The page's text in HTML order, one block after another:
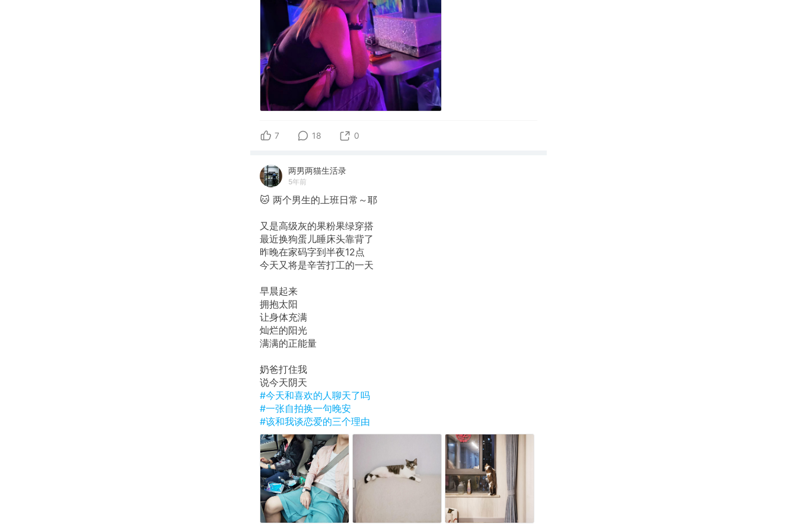
7 18 0
两男两猫生活录
5年前
🐱 两个男生的上班日常～耶
又是高级灰的果粉果绿穿搭
最近换狗蛋儿睡床头靠背了
昨晚在家码字到半夜12点
今天又将是辛苦打工的一天
早晨起来
拥抱太阳
让身体充满
灿烂的阳光
满满的正能量
奶爸打住我
说今天阴天
#今天和喜欢的人聊天了吗
#一张自拍换一句晚安
#该和我谈恋爱的三个理由